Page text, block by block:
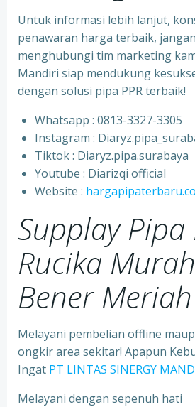
Untuk informasi lebih lanjut,
penawaran harga terbaik,
menghubungi tim marketing
Mandiri siap mendukung
dengan solusi pipa PPR terbaik!
Whatsapp : 0813-3327-3305
⁠Instagram :
⁠Tiktok : Diaryz.pipa.surabaya
⁠Youtube : Diarizqi official
⁠Website :
Supplay Pipa
Rucika
Bener Meriah
Melayani pembelian offline
ongkir area sekitar! Apapun
Ingat PT LINTAS SINERGY
Melayani dengan sepenuh hati